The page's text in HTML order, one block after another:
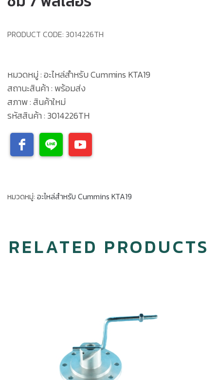
PRODUCT CODE: 3014226TH
หมวดหมู่ : อะไหล่สำหรับ Cummins KTA19
สถานะสินค้า : พร้อมส่ง
สภาพ : สินค้าใหม่
รหัสสินค้า : 3014226TH
หมวดหมู่: อะไหล่สำหรับ Cummins KTA19
RELATED PRODUCTS